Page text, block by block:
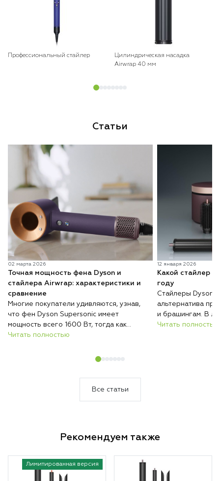
Профессиональный стайлер
Цилиндрическая насадка
Airwrap 40 мм
Статьи
02 марта 2026
Точная мощность фена Dyson и
стайлера Airwrap: характеристики и
сравнение
Многие покупатели удивляются, узнав,
что фен Dyson Supersonic имеет
мощность всего 1600 Вт, тогда как
обычные фены нередко работают на
сопоставимых условиях Dyson сушит
Читать полностью
12 января 2026
Какой стайлер
году
Стайлеры Dyson
альтернатива
и брашингам. В
серий с разными
Читать полностью
Все статьи
Рекомендуем также
Лимитированная версия